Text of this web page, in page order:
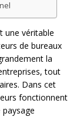
une véritable
de bureaux
la
tout
Dans cet
fonctionnent